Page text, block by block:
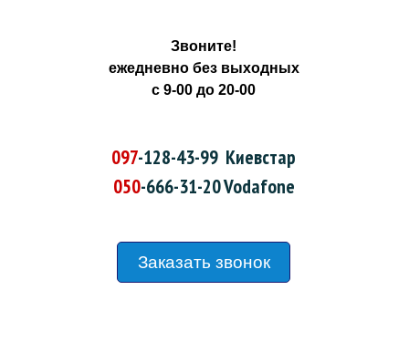
Звоните!
ежедневно без выходных
с 9-00 до 20-00
097-128-43-99 Киевстар
050-666-31-20Vodafone
Заказать звонок